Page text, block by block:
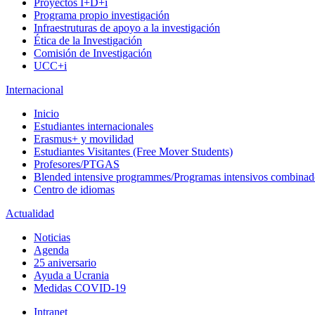
Proyectos I+D+i
Programa propio investigación
Infraestruturas de apoyo a la investigación
Ética de la Investigación
Comisión de Investigación
UCC+i
Internacional
Inicio
Estudiantes internacionales
Erasmus+ y movilidad
Estudiantes Visitantes (Free Mover Students)
Profesores/PTGAS
Blended intensive programmes/Programas intensivos
Centro de idiomas
Actualidad
Noticias
Agenda
25 aniversario
Ayuda a Ucrania
Medidas COVID-19
Intranet